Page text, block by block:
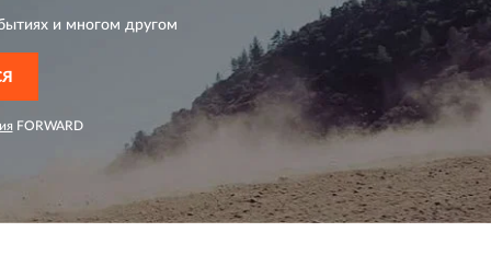
и многом другом
FORWARD